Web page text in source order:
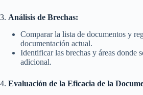
3. Análisis de Brechas:
Comparar la lista de documentos y
documentación actual.
Identificar las brechas y áreas donde
adicional.
4. Evaluación de la Eficacia de la